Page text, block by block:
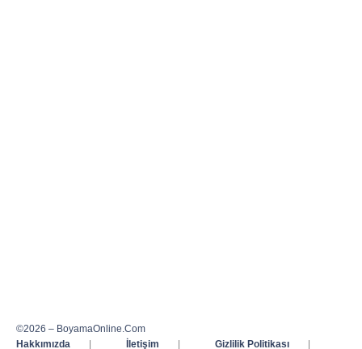
©2026 – BoyamaOnline.Com
Hakkımızda
| İletişim | Gizlilik Politikası
|